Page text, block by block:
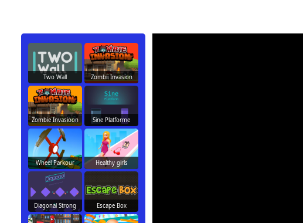
Two Wall Zombii Invasion
Zombie Invasioon Sine Platforme
Wheel Parkour Healthy girls
Diagonal Strong Escape Box